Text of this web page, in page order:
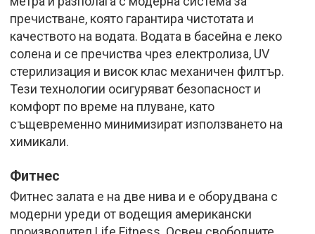
пречистване, която гарантира чистотата и
качеството на водата. Водата в басейна е леко
солена и се пречиства чрез електролиза, UV
стерилизация и висок клас механичен филтър.
Тези технологии осигуряват безопасност и
комфорт по време на плуване, като
същевременно минимизират използването на
химикали.
Фитнес
Фитнес залата е на две нива и е оборудвана с
модерни уреди от водещия американски